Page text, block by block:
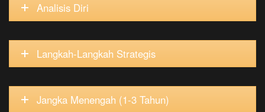
Analisis Diri
Langkah-Langkah Strategis
Jangka Menengah (1-3 Tahun)